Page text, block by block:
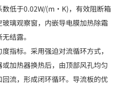
数低于0.02W/(m·K)，有效阻断箱
璃观察窗，内嵌导电膜加热除霜
结露。
指标。采用强迫对流循环方式，
加热器换热后，由顶部风孔均匀
流，形成闭环循环。导流板的优